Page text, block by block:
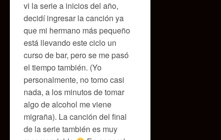
vi la serie a inicios del año,
decidí ingresar la canción ya
que mi hermano más pequeño
está llevando este ciclo un
curso de bar, pero se me pasó
el tiempo también. (Yo
personalmente, no tomo casi
nada, a los minutos de tomar
algo de alcohol me viene
migraña). La canción del final
de la serie también es muy